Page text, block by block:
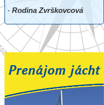
- Rodina Zvrškovcová